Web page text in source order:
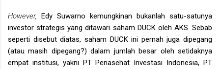
However, Edy Suwarno kemungkinan bukanlah satu-satunya
investor strategis yang ditawari saham DUCK oleh AKS. Sebab
seperti disebut diatas, saham DUCK ini pernah juga dipegang
(atau masih dipegang?) dalam jumlah besar oleh setidaknya
empat institusi, yakni PT Penasehat Investasi Indonesia, PT